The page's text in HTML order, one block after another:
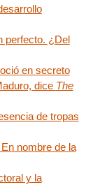
perfecto. ¿Del
en secreto
dice The
de tropas
nombre de la
y la